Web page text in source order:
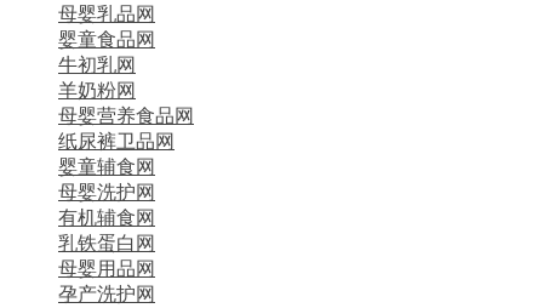
母婴乳品网
婴童食品网
牛初乳网
羊奶粉网
母婴营养食品网
纸尿裤卫品网
婴童辅食网
母婴洗护网
有机辅食网
乳铁蛋白网
母婴用品网
孕产洗护网